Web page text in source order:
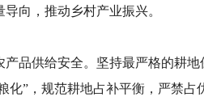
向，推动乡村产业振兴。
品供给安全。坚持最严格的耕
化”，规范耕地占补平衡，严禁占